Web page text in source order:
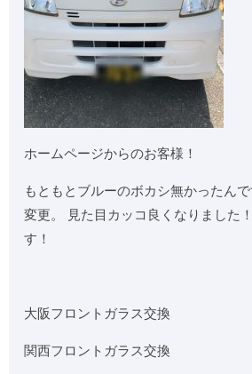
ホームページからのお客様！
もともとブルーのボカシ無かったん
変更。 見た目カッコ良くなりました
す！
大阪フロントガラス交換
関西フロントガラス交換